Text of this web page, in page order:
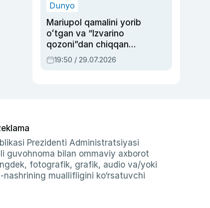
Dunyo
Mariupol qamalini yorib
oʻtgan va “Izvarino
qozoni”dan chiqqan
qahramon — Ukraina
armiyasi bosh
19:50 / 29.07.2026
Prezidenti Administratsiyasi
guvohnoma bilan ommaviy axborot
fotografik, grafik, audio va/yoki
muallifligini ko‘rsatuvchi